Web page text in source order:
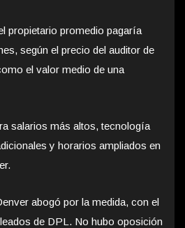
propietario promedio pagaría
según el precio del auditor de
el valor medio de una
salarios más altos, tecnología
y horarios ampliados en
abogó por la medida, con el
de DPL. No hubo oposición